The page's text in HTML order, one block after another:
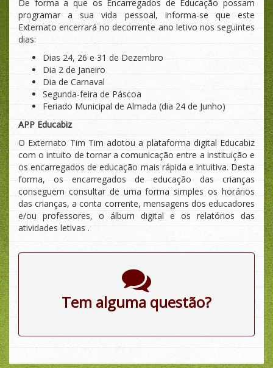
De forma a que os Encarregados de Educação possam
programar a sua vida pessoal, informa-se que este
Externato encerrará no decorrente ano letivo nos seguintes
dias:
Dias 24, 26 e 31 de Dezembro
Dia 2 de Janeiro
Dia de Carnaval
Segunda-feira de Páscoa
Feriado Municipal de Almada (dia 24 de Junho)
APP Educabiz
O Externato Tim Tim adotou a plataforma digital Educabiz
com o intuito de tornar a comunicação entre a instituição e
os encarregados de educação mais rápida e intuitiva. Desta
forma, os encarregados de educação das crianças
conseguem consultar de uma forma simples os horários
das crianças, a conta corrente, mensagens dos educadores
e/ou professores, o álbum digital e os relatórios das
atividades letivas .
Tem alguma questão?